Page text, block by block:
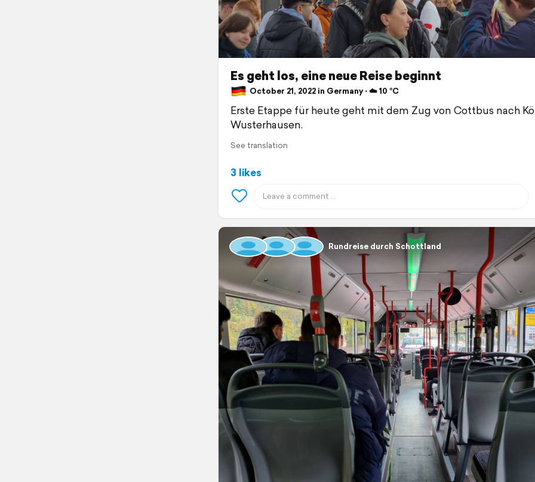
Es geht los, eine neue Reise beginnt
October 21, 2022 in Germany ⋅ ☁️ 10 °C
Erste Etappe für heute geht mit dem Zug von Cottbus nach
Wusterhausen.
See translation
3 likes
Rundreise durch Schottland